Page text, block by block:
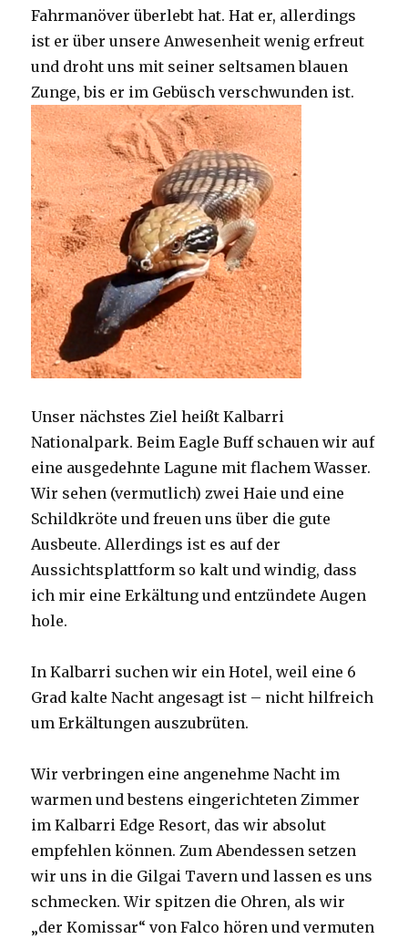
Fahrmanöver überlebt hat. Hat er, allerdings
ist er über unsere Anwesenheit wenig erfreut
und droht uns mit seiner seltsamen blauen
Zunge, bis er im Gebüsch verschwunden ist.
Unser nächstes Ziel heißt Kalbarri
Nationalpark. Beim Eagle Buff schauen wir auf
eine ausgedehnte Lagune mit flachem Wasser.
Wir sehen (vermutlich) zwei Haie und eine
Schildkröte und freuen uns über die gute
Ausbeute. Allerdings ist es auf der
Aussichtsplattform so kalt und windig, dass
ich mir eine Erkältung und entzündete Augen
hole.
In Kalbarri suchen wir ein Hotel, weil eine 6
Grad kalte Nacht angesagt ist – nicht hilfreich
um Erkältungen auszubrüten.
Wir verbringen eine angenehme Nacht im
warmen und bestens eingerichteten Zimmer
im Kalbarri Edge Resort, das wir absolut
empfehlen können. Zum Abendessen setzen
wir uns in die Gilgai Tavern und lassen es uns
schmecken. Wir spitzen die Ohren, als wir
„der Komissar“ von Falco hören und vermuten